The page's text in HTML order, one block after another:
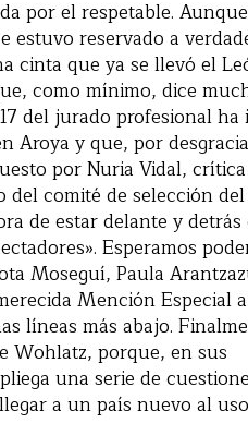
por el respetable.
estuvo reservado a
cinta que ya se llevó el
como mínimo, dice
del jurado profesional ha
Aroya y que, por
por Nuria Vidal,
comité de selección del
de estar delante y detrás
Esperamos
Moseguí, Paula
Mención Especial
líneas más abajo.
Wohlatz, porque, en sus
una serie de
a un país nuevo al